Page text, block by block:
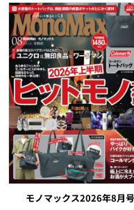
モノマックス2026年8月号